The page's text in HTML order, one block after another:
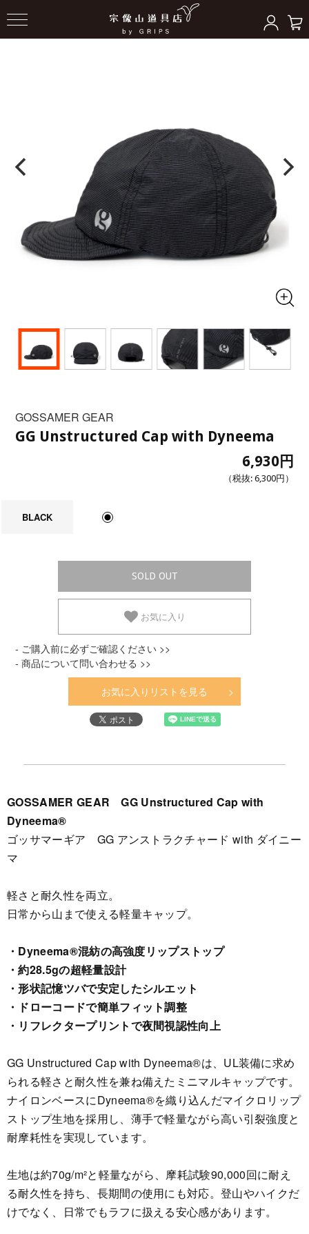
GOSSAMER GEAR
GG Unstructured Cap with Dyneema
6,930円
（税抜: 6,300円 ）
BLACK
SOLD OUT
お気に入り
- ご購入前に必ずご確認ください >>
- 商品について問い合わせる >>
お気に入りリストを見る
GOSSAMER GEAR GG Unstructured Cap with
Dyneema®
ゴッサマーギア GG アンストラクチャード with ダイニー
マ
軽さと耐久性を両立。
日常から山まで使える軽量キャップ。
・Dyneema®混紡の高強度リップストップ
・約28.5gの超軽量設計
・形状記憶ツバで安定したシルエット
・ドローコードで簡単フィット調整
・リフレクタープリントで夜間視認性向上
GG Unstructured Cap with Dyneema®は、UL装備に求め
られる軽さと耐久性を兼ね備えたミニマルキャップです。
ナイロンベースにDyneema®を織り込んだマイクロリップ
ストップ生地を採用し、薄手で軽量ながら高い引裂強度と
耐摩耗性を実現しています。
生地は約70g/m²と軽量ながら、摩耗試験90,000回に耐え
る耐久性を持ち、長期間の使用にも対応。登山やハイクだ
けでなく、日常でもラフに扱える安心感があります。